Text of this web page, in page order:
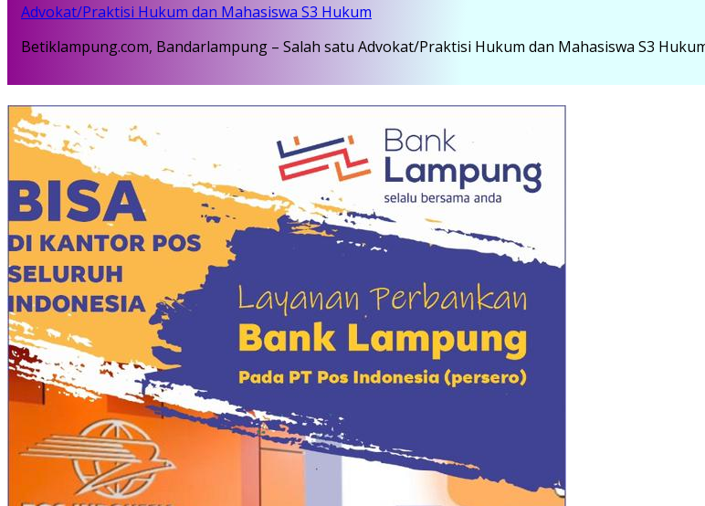
Advokat/Praktisi Hukum dan Mahasiswa S3 Hukum
Betiklampung.com, Bandarlampung – Salah satu Advokat/Praktisi Hukum dan Mahasiswa S3